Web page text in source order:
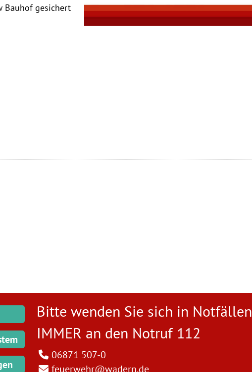
Bauhof gesichert
Bitte wenden Sie sich in Notfällen
IMMER an den Notruf 112
06871 507-0
feuerwehr@wadern.de